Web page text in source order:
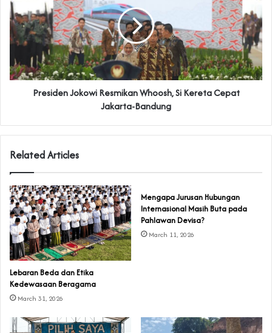
Presiden Jokowi Resmikan Whoosh, Si Kereta Cepat
Jakarta-Bandung
Related Articles
Lebaran Beda dan Etika
Kedewasaan Beragama
March 31, 2026
Mengapa Jurusan Hubungan
Internasional Masih Buta pada
Pahlawan Devisa?
March 11, 2026